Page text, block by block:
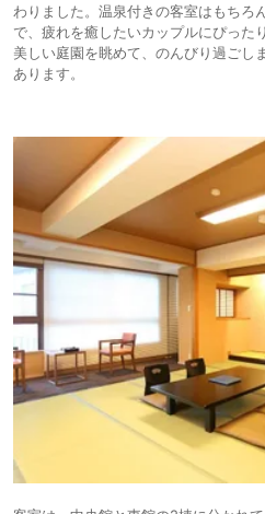
わりました。温泉付きの客室はもちろ
で、疲れを癒したいカップルにぴった
美しい庭園を眺めて、のんびり過ごし
あります。